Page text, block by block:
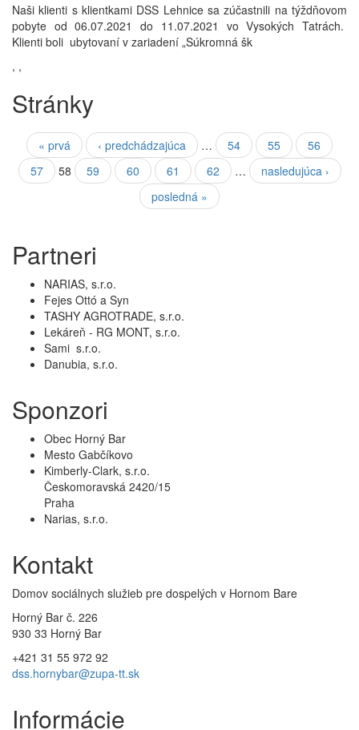
Naši klienti s klientkami DSS Lehnice sa zúčastnili na týždňovom
pobyte od 06.07.2021 do 11.07.2021 vo Vysokých Tatrách.
Klienti boli ubytovaní v zariadení „Súkromná šk
, ,
Stránky
« prvá ‹ predchádzajúca … 54 55
56
57
58 59 60 61 62 …
nasledujúca ›
posledná »
Partneri
NARIAS, s.r.o.
Fejes Ottó a Syn
TASHY AGROTRADE, s.r.o.
Lekáreň - RG MONT, s.r.o.
Sami s.r.o.
Danubia, s.r.o.
Sponzori
Obec Horný Bar
Mesto Gabčíkovo
Kimberly-Clark, s.r.o.
Českomoravská 2420/15
Praha
Narias, s.r.o.
Kontakt
Domov sociálnych služieb pre dospelých v Hornom Bare
Horný Bar č. 226
930 33 Horný Bar
+421 31 55 972 92
dss.hornybar@zupa-tt.sk
Informácie